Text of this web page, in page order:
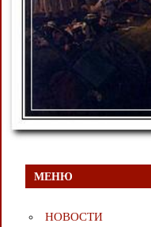
МЕНЮ
НОВОСТИ